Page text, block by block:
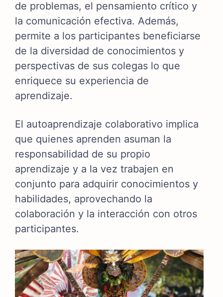
de problemas, el pensamiento crítico y
la comunicación efectiva. Además,
permite a los participantes beneficiarse
de la diversidad de conocimientos y
perspectivas de sus colegas lo que
enriquece su experiencia de
aprendizaje.
El autoaprendizaje colaborativo implica
que quienes aprenden asuman la
responsabilidad de su propio
aprendizaje y a la vez trabajen en
conjunto para adquirir conocimientos y
habilidades, aprovechando la
colaboración y la interacción con otros
participantes.